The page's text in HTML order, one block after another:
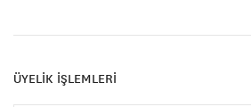
ÜYELİK İŞLEMLERİ